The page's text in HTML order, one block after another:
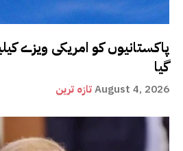
پاکستانیوں کو امریکی ویزے
گیا
تازہ ترینAugust 4, 2026